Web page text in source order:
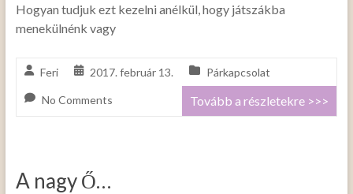
Hogyan tudjuk ezt kezelni anélkül, hogy játszákba
menekülnénk vagy
Feri 2017. február 13. Párkapcsolat
No Comments Tovább a részletekre >>>
A nagy Ő…